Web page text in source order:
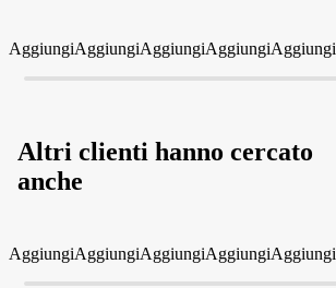
AggiungiAggiungiAggiungiAggiungiAggiungi
Altri clienti hanno cercato
anche
AggiungiAggiungiAggiungiAggiungiAggiungi